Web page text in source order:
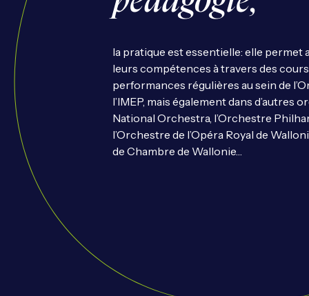
la pratique est essentielle: elle permet
leurs compétences à travers des
performances régulières au sein de
l’IMEP, mais également dans d’autres
National Orchestra, l’Orchestre
l’Orchestre de l’Opéra Royal de
de Chambre de Wallonie…